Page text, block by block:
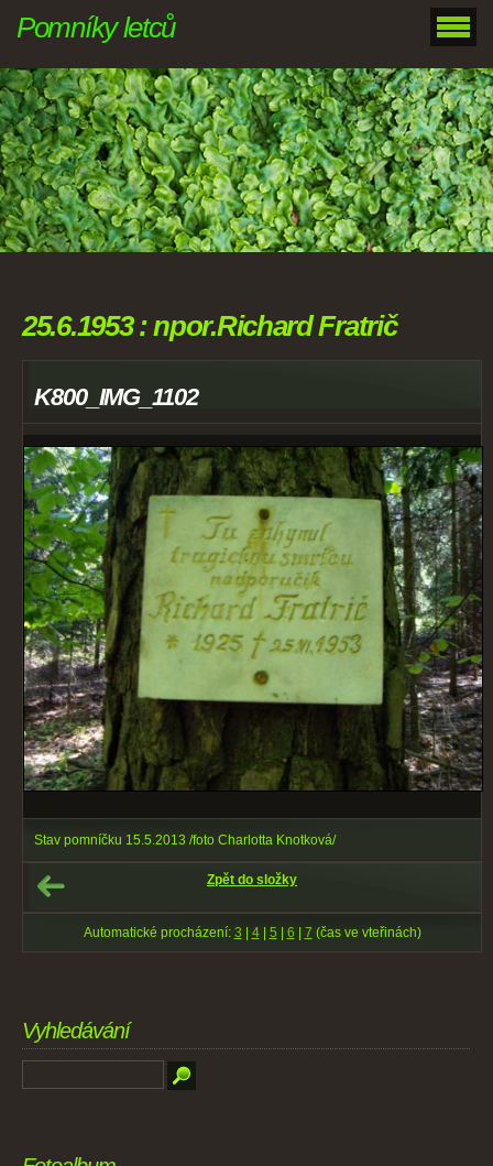
Pomníky letců
25.6.1953 : npor.Richard Fratrič
K800_IMG_1102
Stav pomníčku 15.5.2013 /foto Charlotta Knotková/
Zpět do složky
Automatické procházení: 3 4| 5 6 7 (čas ve vteřinách)
Vyhledávání